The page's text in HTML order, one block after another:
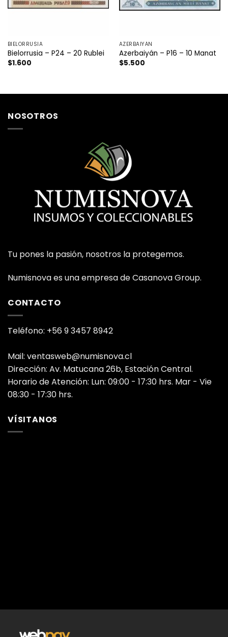
BIELORRUSIA
Bielorrusia – P24 – 20 Rublei
$1.600
AZERBAIYÁN
Azerbaiyán – P16 – 10 Manat
$5.500
NOSOTROS
Tu pones la pasión, nosotros la protegemos.
Numisnova es una empresa de Casanova Group.
CONTACTO
Teléfono: +56 9 3457 8942
Mail: ventasweb@numisnova.cl
Dirección: Av. Matucana 26b, Estación Central.
Horario de Atención: Lun: 09:00 - 17:30 hrs. Mar - Vie
08:30 - 17:30 hrs.
VÍSITANOS